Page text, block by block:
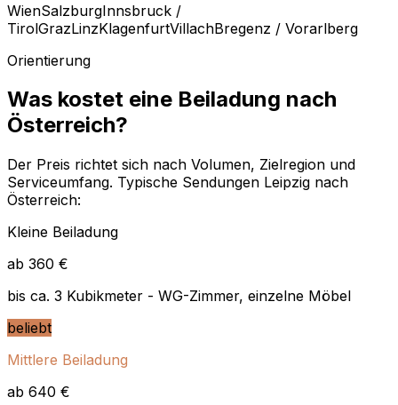
WienSalzburgInnsbruck /
TirolGrazLinzKlagenfurtVillachBregenz / Vorarlberg
Orientierung
Was kostet eine Beiladung nach
Österreich?
Der Preis richtet sich nach Volumen, Zielregion und
Serviceumfang. Typische Sendungen Leipzig nach
Österreich:
Kleine Beiladung
ab 360 €
bis ca. 3 Kubikmeter - WG-Zimmer, einzelne Möbel
beliebt
Mittlere Beiladung
ab 640 €